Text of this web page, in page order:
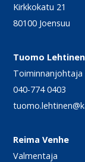
Kirkkokatu 21
80100 Joensuu
Tuomo Lehtinen
Toiminnanjohtaja
040-774 0403
Reima Venhe
Valmentaja